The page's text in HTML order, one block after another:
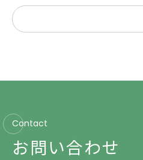
Contact
お問い合わせ